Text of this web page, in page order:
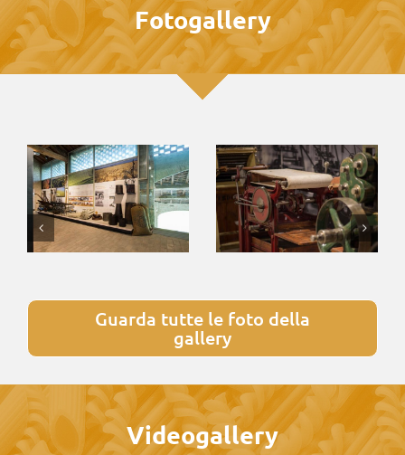
Fotogallery
Guarda tutte le foto della
gallery
Videogallery